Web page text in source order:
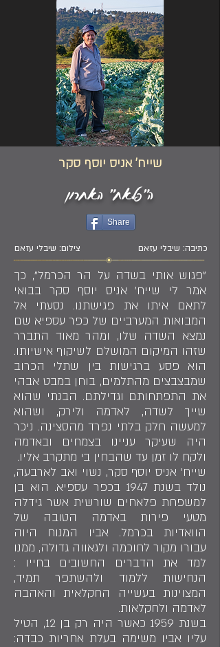
שייח' אניס יוסף סקר
ה"פלאח" האחרון
Share
צילום: שיבלי עזאם כתיבה: שיבלי עזאם
"פגוש אותי בשדה על הר הכרמל", כך
אמר לי שייח' אניס יוסף סקר בבואי
לתאם איתו את פגישתנו. נסעתי אל
המבואות המערביים של כפר עספיא שם
נמצא השדה שלו, ומהר מאוד התברר
שזהו המיקום המושלם לשיקוף אישיותו.
הוא פסע ברגישות בין שתלי הכרוב
שמבצבצים מהתלמים, בוחן במבט אבהי
את התפתחותם וגדילתם. הבנתי שהוא
שייך לשדה, לאדמה ולירק, ושהוא
למעשה חלק בלתי נפרד מהסצינה. ניכר
היה שעיקר עניינו בצמחים ובאדמה
ולקח לו זמן עד שהבחין בי מתקרב אליו.
שייח' אניס יוסף סקר, נשוי ואב לארבעה,
נולד בשנת 1947 בכפר עספיא. הוא בן
למשפחת פלאחים שורשית אשר גידלה
מטעי פירות באדמה הטובה של
הוואדיות בכרמל. אביו המנוח היוה
עבורו מקור לחוכמה ולגאווה גדולה, ממנו
למד את הדברים החשובים בחייו :
הנחישות ללמוד ולהשתפר תמיד,
המצוינות בעשייה החקלאית והאהבה
לאדמה ולחקלאות.
בשנת 1959 כאשר היה רק בן 12, הטיל
עליו אביו משימה בעלת אחריות כבדה: